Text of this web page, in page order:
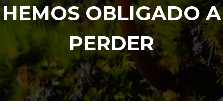
HEMOS OBLIGADO A
PERDER